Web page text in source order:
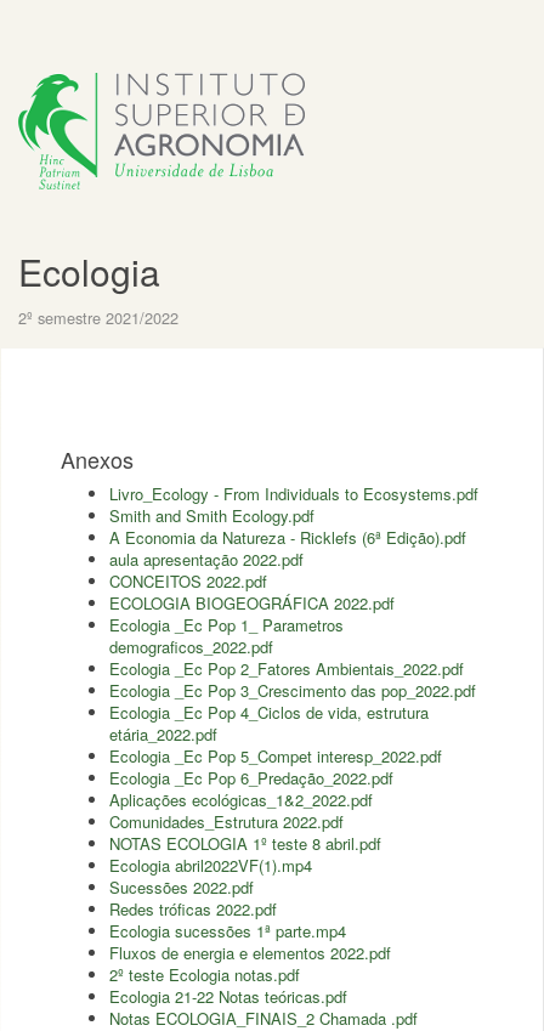
Ecologia
2º semestre 2021/2022
Anexos
Livro_Ecology - From Individuals to Ecosystems.pdf
Smith and Smith Ecology.pdf
A Economia da Natureza - Ricklefs (6ª Edição).pdf
aula apresentação 2022.pdf
CONCEITOS 2022.pdf
ECOLOGIA BIOGEOGRÁFICA 2022.pdf
Ecologia _Ec Pop 1_ Parametros
demograficos_2022.pdf
Ecologia _Ec Pop 2_Fatores Ambientais_2022.pdf
Ecologia _Ec Pop 3_Crescimento das pop_2022.pdf
Ecologia _Ec Pop 4_Ciclos de vida, estrutura
etária_2022.pdf
Ecologia _Ec Pop 5_Compet interesp_2022.pdf
Ecologia _Ec Pop 6_Predação_2022.pdf
Aplicações ecológicas_1&2_2022.pdf
Comunidades_Estrutura 2022.pdf
NOTAS ECOLOGIA 1º teste 8 abril.pdf
Ecologia abril2022VF(1).mp4
Sucessões 2022.pdf
Redes tróficas 2022.pdf
Ecologia sucessões 1ª parte.mp4
Fluxos de energia e elementos 2022.pdf
2º teste Ecologia notas.pdf
Ecologia 21-22 Notas teóricas.pdf
Notas ECOLOGIA_FINAIS_2 Chamada .pdf